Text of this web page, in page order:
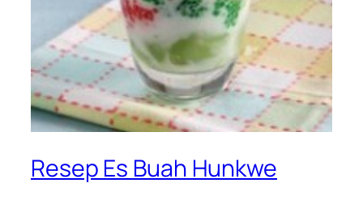
Resep Es Buah Hunkwe